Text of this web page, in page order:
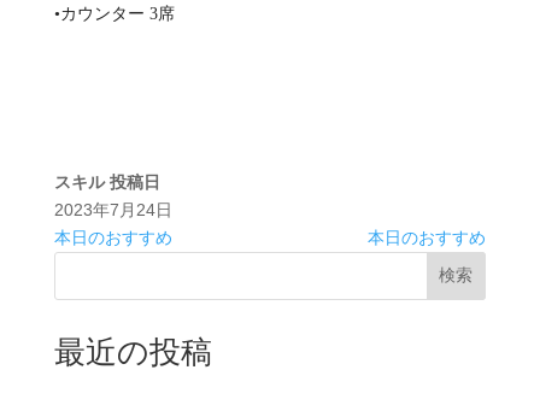
•カウンター 3席
スキル 投稿日
2023年7月24日
本日のおすすめ
本日のおすすめ
検索
最近の投稿